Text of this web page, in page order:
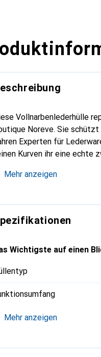
Vollnarbenlederhülle
Noreve. Sie
Experten für
Kurven ihr eine echte
für eine anspruchsvolle
Mehr anzeigen
Wichtigste auf einen
Mehr anzeigen